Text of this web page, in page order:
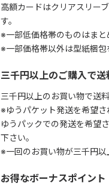
高額カードはクリアスリー
す。
※一部低価格帯のものはまと
※一部価格帯以外は型紙梱包
三千円以上のご購入で送
三千円以上のお買い物で送
※ゆうパケット発送を希望さ
ゆうパックでの発送を希望
下さい。
※一回のお買い物が三千円以
お得なボーナスポイント